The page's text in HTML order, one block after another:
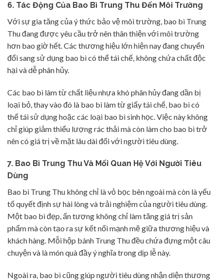
6. Tác Động Của Bao Bì Trung Thu Đến Môi Trường
Với sự gia tăng của ý thức bảo vệ môi trường, bao bì Trung
Thu đang được yêu cầu trở nên thân thiện với môi trường
hơn bao giờ hết. Các thương hiệu lớn hiện nay đang chuyển
đổi sang sử dụng bao bì có thể tái chế, không chứa chất độc
hại và dễ phân hủy.
Các bao bì làm từ chất liệu nhựa khó phân hủy đang dần bị
loại bỏ, thay vào đó là bao bì làm từ giấy tái chế, bao bì có
thể tái sử dụng hoặc các loại bao bì sinh học. Việc này không
chỉ giúp giảm thiểu lượng rác thải mà còn làm cho bao bì trở
nên có giá trị về mặt lâu dài đối với người tiêu dùng.
7. Bao Bì Trung Thu Và Mối Quan Hệ Với Người Tiêu
Dùng
Bao bì Trung Thu không chỉ là vỏ bọc bên ngoài mà còn là yếu
tố quyết định sự hài lòng và trải nghiệm của người tiêu dùng.
Một bao bì đẹp, ấn tượng không chỉ làm tăng giá trị sản
phẩm mà còn tạo ra sự kết nối mạnh mẽ giữa thương hiệu và
khách hàng. Mỗi hộp bánh Trung Thu đều chứa đựng một câu
chuyện và là món quà đầy ý nghĩa trong dịp lễ này.
Ngoài ra, bao bì cũng giúp người tiêu dùng nhận diện thương